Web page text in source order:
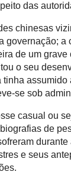
das
chinesas
governação;
de um
o seu
se sob
casual ou
de
e seus